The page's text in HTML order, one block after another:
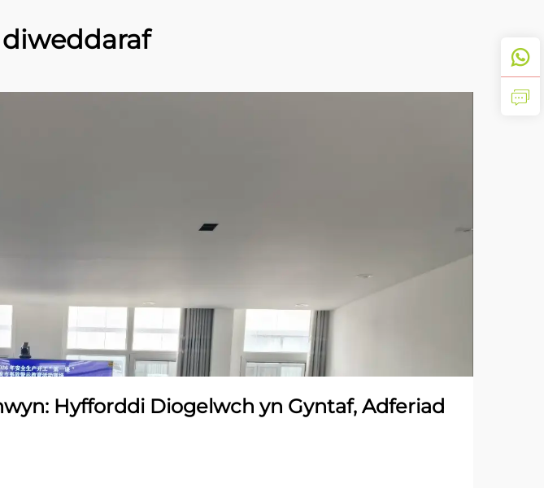
Hyfforddi Diogelwch yn Gyntaf, Adferiad